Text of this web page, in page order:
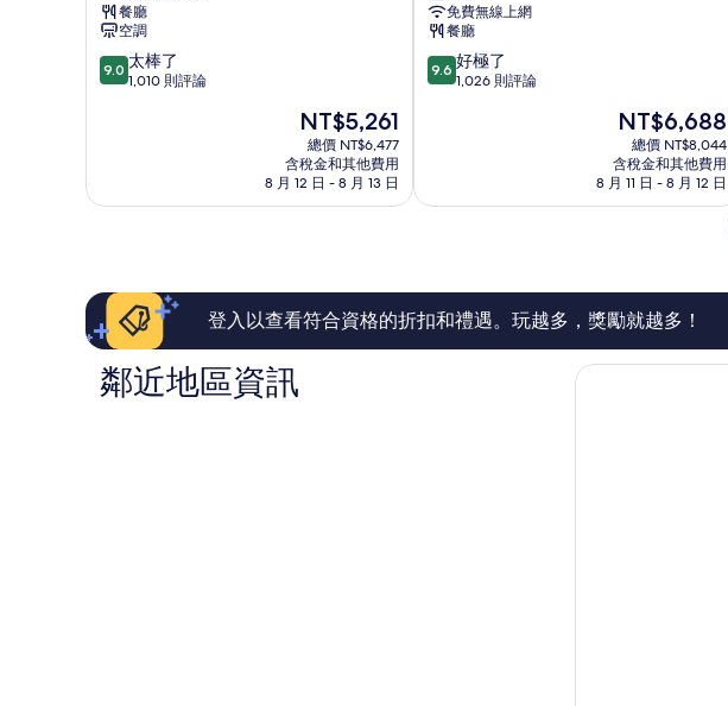
心
飯
店
擴
餐廳
空調
9.0
分，
棒
評
9.0 太棒了
1,010 則評論
現
在
價
格
為
NT$5,261
總價 NT$6,477
含稅金和其他費用
8 月 12 日 - 8 月 13 日
爾
米
斯
飯
免費無線上網
餐廳
9.6
分，
極
評
論
9.6 好極了
1,026 則評論
現
在
價
格
為
NT$6,688
總價 NT$8,044
含稅金和其他費用
8 月 11 日 - 8 月 12 日
登入以查看符合資格的折扣和禮遇。玩越多，獎勵就越多！
鄰近地區資訊